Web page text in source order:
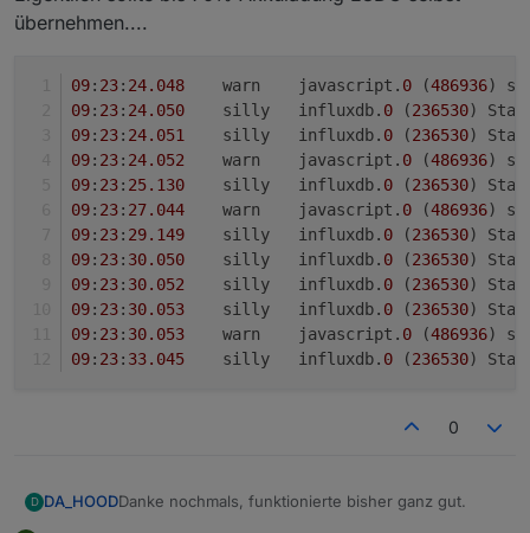
übernehmen....
09: 23: 24.048
	warn	javascript.
0 (486936)
09: 23: 24.050
	silly	influxdb.
0 (236530)
09: 23: 24.051
	silly	influxdb.
0 (236530)
09: 23: 24.052
	warn	javascript.
0 (486936)
09: 23: 25.130
	silly	influxdb.
0 (236530)
09: 23: 27.044
	warn	javascript.
0 (486936)
09: 23: 29.149
	silly	influxdb.
0 (236530)
09: 23: 30.050
	silly	influxdb.
0 (236530)
09: 23: 30.052
	silly	influxdb.
0 (236530)
09: 23: 30.053
	silly	influxdb.
0 (236530)
09: 23: 30.053
	warn	javascript.
0 (486936)
09: 23: 33.045
	silly	influxdb.
0 (236530)
0
D DA_HOODDanke nochmals, funktionierte bisher ganz gut.